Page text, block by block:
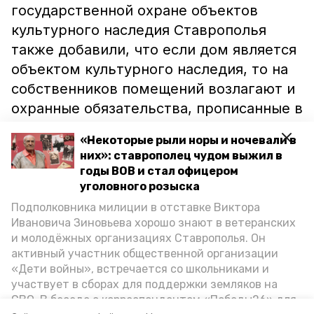
«Некоторые рыли норы и ночевали в
них»: ставрополец чудом выжил в
годы ВОВ и стал офицером
уголовного розыска
Подполковника милиции в отставке Виктора
Ивановича Зиновьева хорошо знают в ветеранских
и молодёжных организациях Ставрополья. Он
активный участник общественной организации
«Дети войны», встречается со школьниками и
участвует в сборах для поддержки земляков на
СВО. В беседе с корреспондентом «Победы26» для
государственной охране объектов
культурного наследия Ставрополья
также добавили, что если дом является
объектом культурного наследия, то на
собственников помещений возлагают и
охранные обязательства, прописанные в
Более подробно о данной теме читайте
большом материале«Победы26».
ставропольский край
краевое управление по сохранению и
государственной охране объектов культурного
наследия